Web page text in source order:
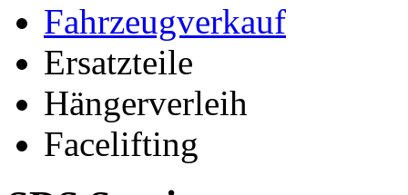
Fahrzeugverkauf
Ersatzteile
Hängerverleih
Facelifting